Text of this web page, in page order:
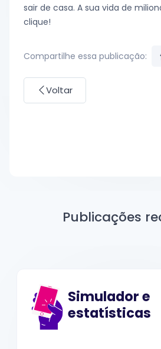
sair de casa. A sua vida de
clique!
Compartilhe essa publicação:
Voltar
Publicações
Simulador e
estatísticas